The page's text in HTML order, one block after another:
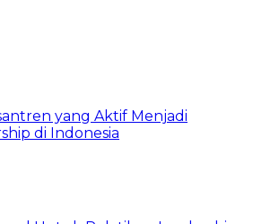
yang Aktif Menjadi
di Indonesia